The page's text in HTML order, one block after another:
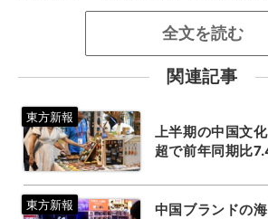
全文を読む
関連記事
上半期の中国文
超で前年同期比
中国ブランドの